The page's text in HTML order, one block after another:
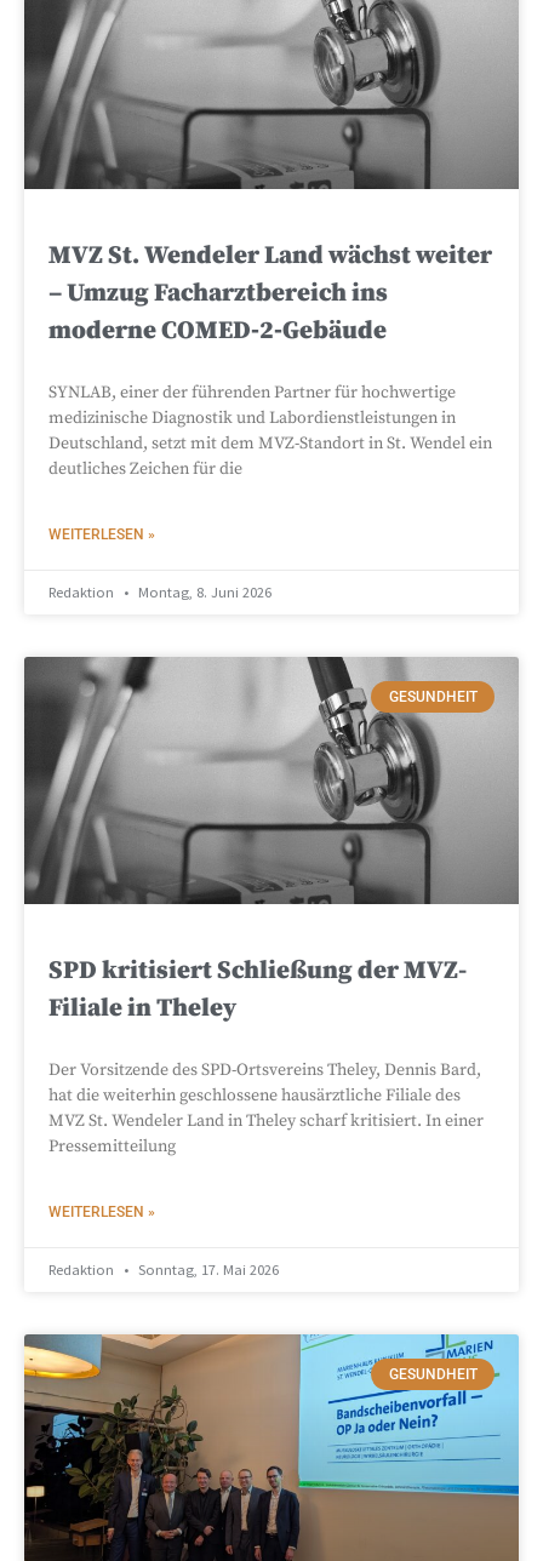
MVZ St. Wendeler Land wächst weiter
– Umzug Facharztbereich ins
moderne COMED‑2‑Gebäude
SYNLAB, einer der führenden Partner für hochwertige
medizinische Diagnostik und Labordienstleistungen in
Deutschland, setzt mit dem MVZ-Standort in St. Wendel ein
deutliches Zeichen für die
WEITERLESEN »
Redaktion Montag, 8. Juni 2026
GESUNDHEIT
SPD kritisiert Schließung der MVZ-
Filiale in Theley
Der Vorsitzende des SPD-Ortsvereins Theley, Dennis Bard,
hat die weiterhin geschlossene hausärztliche Filiale des
MVZ St. Wendeler Land in Theley scharf kritisiert. In einer
Pressemitteilung
WEITERLESEN »
Redaktion Sonntag, 17. Mai 2026
GESUNDHEIT